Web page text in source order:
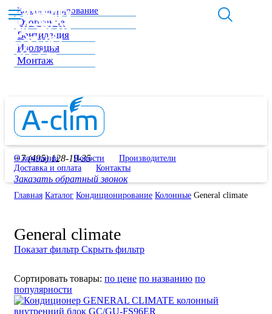
Кондиционирование
Отопление
Вентиляция
Изоляция
Монтаж
+7 (495) 128-19-35
Заказать обратный звонок
О компании Новости
Производители
Доставка и оплата
Контакты
Главная Каталог Кондиционирование Колонные General climate
General climate
Показат фильтр Скрыть фильтр
Сортировать товары: по цене по названию по
популярности